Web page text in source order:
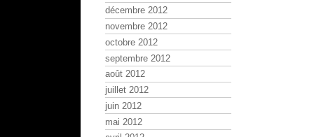
décembre 2012
novembre 2012
octobre 2012
septembre 2012
août 2012
juillet 2012
juin 2012
mai 2012